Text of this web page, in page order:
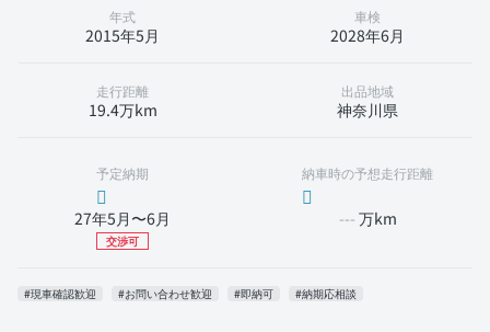
年式
2015年5月
車検
2028年6月
走行距離
19.4万km
出品地域
神奈川県
予定納期
27年5月〜6月
交渉可
納車時の予想走行距離
--- 万km
#現車確認歓迎 #お問い合わせ歓迎 #即納可 #納期応相談